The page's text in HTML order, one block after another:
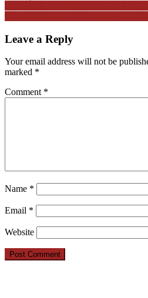
Leave a Reply
Your email address will not be
marked *
Comment *
Name *
Email *
Website